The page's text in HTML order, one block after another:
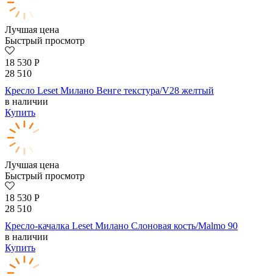
Лучшая цена
Быстрый просмотр
18 530 Р
28 510
Кресло Leset Милано Венге текстура/V28 желтый
в наличии
Купить
Лучшая цена
Быстрый просмотр
18 530 Р
28 510
Кресло-качалка Leset Милано Слоновая кость/Malmo 90
в наличии
Купить